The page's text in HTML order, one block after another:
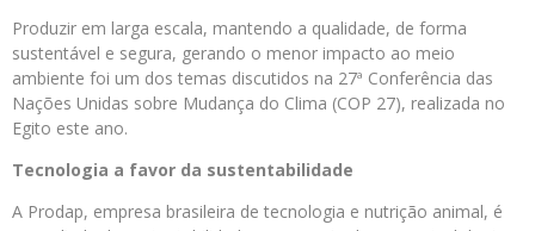
Produzir em larga escala, mantendo a qualidade, de forma
sustentável e segura, gerando o menor impacto ao meio
ambiente foi um dos temas discutidos na 27ª Conferência das
Nações Unidas sobre Mudança do Clima (COP 27), realizada no
Egito este ano.
Tecnologia a favor da sustentabilidade
A Prodap, empresa brasileira de tecnologia e nutrição animal, é